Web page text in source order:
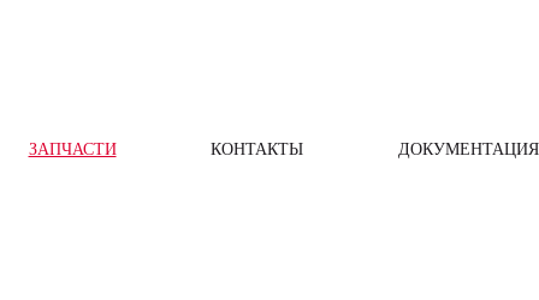
ЗАПЧАСТИ КОНТАКТЫ ДОКУМЕНТАЦИЯ